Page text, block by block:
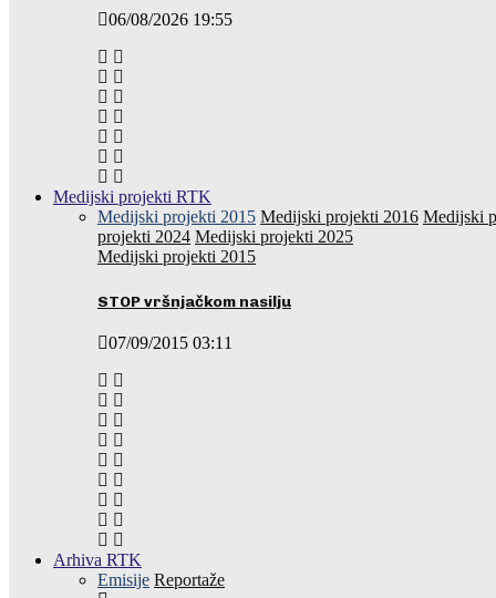
06/08/2026 19:55
Medijski projekti RTK
Medijski projekti 2015 Medijski projekti 2016 Medijski
projekti 2024 Medijski projekti 2025
Medijski projekti 2015
STOP vršnjačkom nasilju
07/09/2015 03:11
Arhiva RTK
Emisije Reportaže